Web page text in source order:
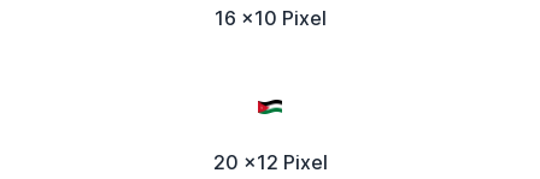
16 x10 Pixel
20 x12 Pixel